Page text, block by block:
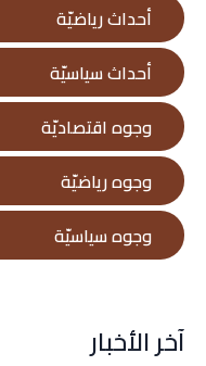
أحداث رياضيّة
أحداث سياسيّة
وجوه اقتصاديّة
وجوه رياضيّة
وجوه سياسيّة
آخر الأخبار